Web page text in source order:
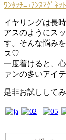
ﾜﾝﾀｯﾁﾆｭｱﾝｽﾏｸﾞﾈｯ
イヤリングは長
アスのようにス
す。そんな悩み
ス♡
一度着けると、
ァンの多いアイテ
是非お試しして